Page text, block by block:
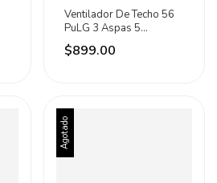
Ventilador De Techo 56
PuLG 3 Aspas 5
Velocidades 85w Home
1.42 M 60hz Blanco
$899.00
Agotado